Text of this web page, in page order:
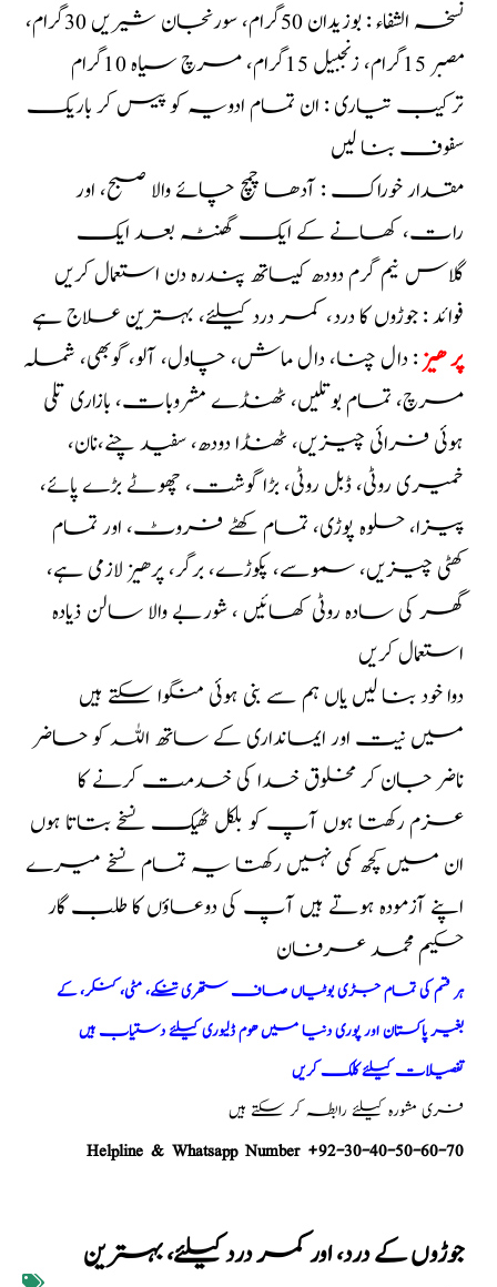
نسخہ الشفاء : بوزیدان 50گرام، سورنجان شیریں 30گرام،
مصبر 15گرام، زنجبیل 15گرام، مرچ سیاہ 10گرام
ترکیب تیاری : ان تمام ادویہ کو پیس کر باریک
سفوف بنا لیں
مقدار خوراک : آدھا چمچ چائے والا صبح، اور
رات، کھانے کے ایک گھنٹہ بعد ایک
گلاس نیم گرم دودھ کیساتھ پندرہ دن استعمال کریں
فوائد : جوڑوں کا درد، کمر درد کیلئے، بہترین علاج ہے
پر ھیز: دال چنا، دال ماش، چاول، آلو، گوبھی، شملہ
مرچ، تمام بوتلیں، ٹھنڈے مشروبات، بازاری تلی
ہوئی فرائی چیزیں، ٹھنڈا دودھ، سفید چنے،نان،
خمیری روٹی، ڈبل روٹی، بڑا گوشت، چھوٹے بڑے پائے،
پیزا، حلوہ پوڑی، تمام کھٹے فروٹ، اور تمام
کھٹی چیزیں، سموسے، پکوڑے، برگر، پرھیز لازمی ہے،
گھر کی سادہ روٹی کھائیں ، شوربے والا سالن ذیادہ
استعمال کریں
دوا خود بنا لیں یاں ہم سے بنی ہوئی منگوا سکتے ہیں
میں نیت اور ایمانداری کے ساتھ اللہ کو حاضر
ناضر جان کر مخلوق خدا کی خدمت کرنے کا
عزم رکھتا ہوں آپ کو بلکل ٹھیک نسخے بتاتا ہوں
ان میں کچھ کمی نہیں رکھتا یہ تمام نسخے میرے
اپنے آزمودہ ہوتے ہیں آپ کی دوعاؤں کا طلب گار
حکیم محمد عرفان
ہر قسم کی تمام جڑی بوٹیاں صاف ستھری تنکے، مٹی، کنکر، کے
بغیر پاکستان اور پوری دنیا میں ھوم ڈلیوری کیلئے دستیاب ہیں
تفصیلات کیلئے کلک کریں
فری مشورہ کیلئے رابطہ کر سکتے ہیں
Helpline & Whatsapp Number +92-30-40-50-60-70
جوڑوں کے درد، اور کمر درد کیلئے، بہترین